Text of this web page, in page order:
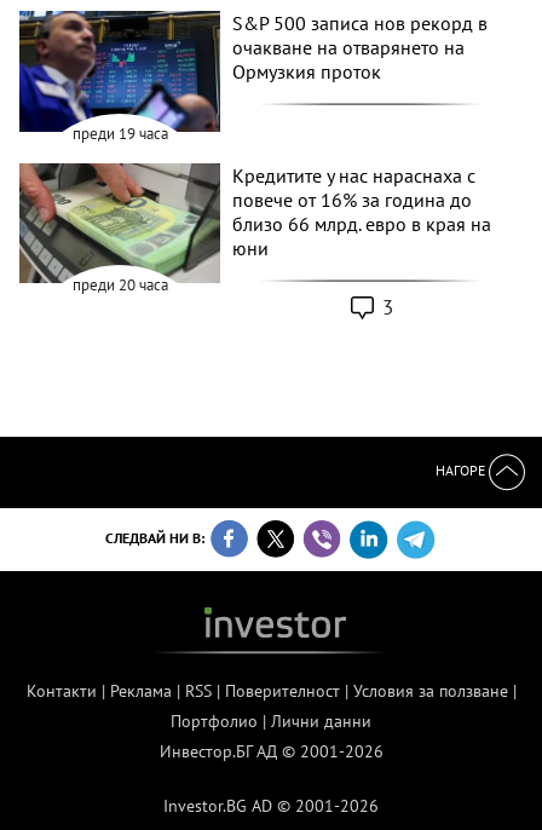
преди 19 часа
S&P 500 записа нов рекорд в
очакване на отварянето на
Ормузкия проток
преди 20 часа
Кредитите у нас нараснаха с
повече от 16% за година до
близо 66 млрд. евро в края на
юни
3
НАГОРЕ
СЛЕДВАЙ НИ В:
Контакти | Реклама | RSS| Поверителност| Условия за ползване|
Портфолио | Лични данни
Инвестор.БГ АД © 2001-2026
Investor.BG AD © 2001-2026